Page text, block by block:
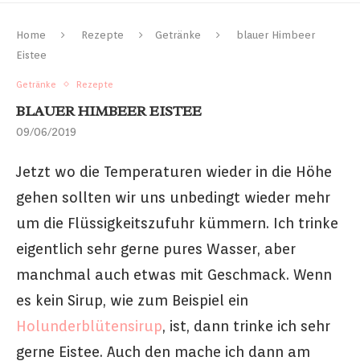
Home Rezepte Getränke
blauer Himbeer
Eistee
Getränke Rezepte
BLAUER HIMBEER EISTEE
09/06/2019
Jetzt wo die Temperaturen wieder in die Höhe
gehen sollten wir uns unbedingt wieder mehr
um die Flüssigkeitszufuhr kümmern. Ich trinke
eigentlich sehr gerne pures Wasser, aber
manchmal auch etwas mit Geschmack. Wenn
es kein Sirup, wie zum Beispiel ein
Holunderblütensirup, ist, dann trinke ich sehr
gerne Eistee. Auch den mache ich dann am